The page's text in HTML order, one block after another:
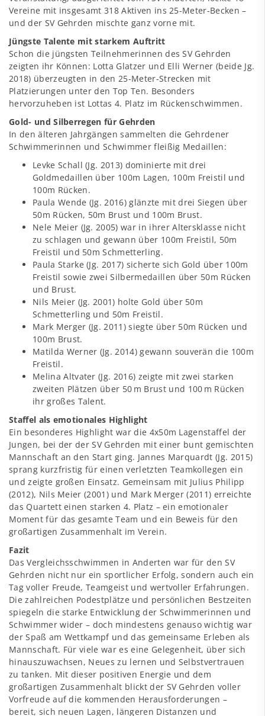
Vereine mit insgesamt 318 Aktiven ins 25-Meter-Becken –
und der SV Gehrden mischte ganz vorne mit.
Jüngste Talente mit starkem Auftritt
Schon die jüngsten Teilnehmerinnen des SV Gehrden
zeigten ihr Können: Lotta Glatzer und Elli Werner (beide Jg.
2018) überzeugten in den 25-Meter-Strecken mit
Platzierungen unter den Top Ten. Besonders
hervorzuheben ist Lottas 4. Platz im Rückenschwimmen.
Gold- und Silberregen für Gehrden
In den älteren Jahrgängen sammelten die Gehrdener
Schwimmerinnen und Schwimmer fleißig Medaillen:
Levke Schall (Jg. 2013) dominierte mit drei
Goldmedaillen über 100m Lagen, 100m Freistil und
100m Rücken.
Paula Wende (Jg. 2016) glänzte mit drei Siegen über
50m Rücken, 50m Brust und 100m Brust.
Nele Meier (Jg. 2005) war in ihrer Altersklasse nicht
zu schlagen und gewann über 100m Freistil, 50m
Freistil und 50m Schmetterling.
Paula Starke (Jg. 2017) sicherte sich Gold über 100m
Freistil sowie zwei Silbermedaillen über 50m Rücken
und Brust.
Nils Meier (Jg. 2001) holte Gold über 50m
Schmetterling und 50m Freistil.
Mark Merger (Jg. 2011) siegte über 50m Rücken und
100m Brust.
Matilda Werner (Jg. 2014) gewann souverän die 100m
Freistil.
Melina Altvater (Jg. 2016) zeigte mit zwei starken
zweiten Plätzen über 50 m Brust und 100 m Rücken
ihr großes Talent.
Staffel als emotionales Highlight
Ein besonderes Highlight war die 4x50m Lagenstaffel der
Jungen, bei der der SV Gehrden mit einer bunt gemischten
Mannschaft an den Start ging. Jannes Marquardt (Jg. 2015)
sprang kurzfristig für einen verletzten Teamkollegen ein
und zeigte großen Einsatz. Gemeinsam mit Julius Philipp
(2012), Nils Meier (2001) und Mark Merger (2011) erreichte
das Quartett einen starken 4. Platz – ein emotionaler
Moment für das gesamte Team und ein Beweis für den
großartigen Zusammenhalt im Verein.
Fazit
Das Vergleichsschwimmen in Anderten war für den SV
Gehrden nicht nur ein sportlicher Erfolg, sondern auch ein
Tag voller Freude, Teamgeist und wertvoller Erfahrungen.
Die zahlreichen Podestplätze und persönlichen Bestzeiten
spiegeln die starke Entwicklung der Schwimmerinnen und
Schwimmer wider – doch mindestens genauso wichtig war
der Spaß am Wettkampf und das gemeinsame Erleben als
Mannschaft. Für viele war es eine Gelegenheit, über sich
hinauszuwachsen, Neues zu lernen und Selbstvertrauen
zu tanken. Mit dieser positiven Energie und dem
großartigen Zusammenhalt blickt der SV Gehrden voller
Vorfreude auf die kommenden Herausforderungen –
bereit, sich neuen Lagen, längeren Distanzen und